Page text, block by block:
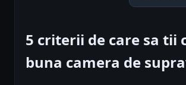
5 criterii de care sa tii
buna camera de